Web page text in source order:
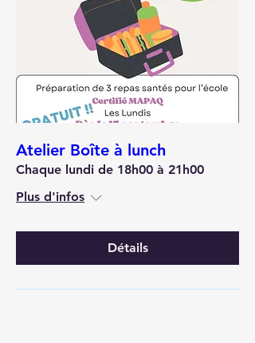
Atelier Boîte à lunch
Chaque lundi de 18h00 à 21h00
Plus d'infos
Détails